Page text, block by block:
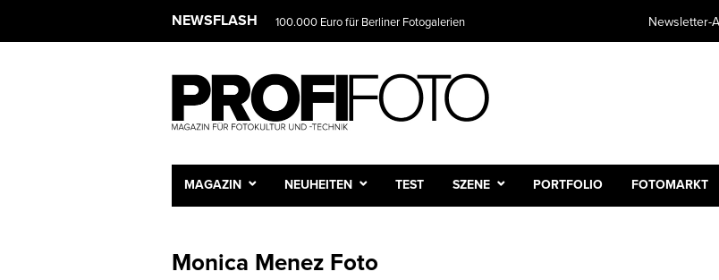
NEWSFLASH 100.000 Euro für Berliner Fotogalerien Newsletter-
MAGAZIN NEUHEITEN TEST SZENE PORTFOLIO FOTOMARKT
Monica Menez Foto